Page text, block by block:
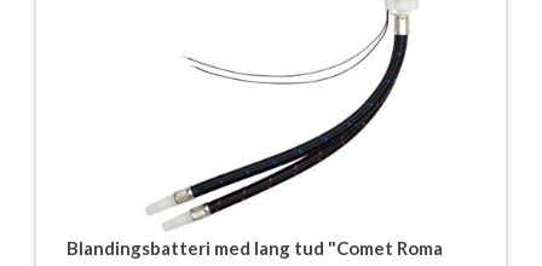
Blandingsbatteri med lang tud "Comet Roma